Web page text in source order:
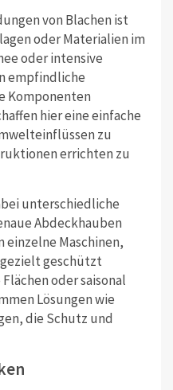
von Blachen ist
oder Materialien im
oder intensive
empfindliche
Komponenten
hier eine einfache
zu
errichten zu
unterschiedliche
Abdeckhauben
Maschinen,
geschützt
oder saisonal
Lösungen wie
die Schutz und